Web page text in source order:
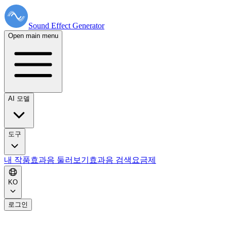
Sound Effect Generator
Open main menu
AI 모델
도구
내 작품효과음 둘러보기 효과음 검색 요금제
KO
로그인